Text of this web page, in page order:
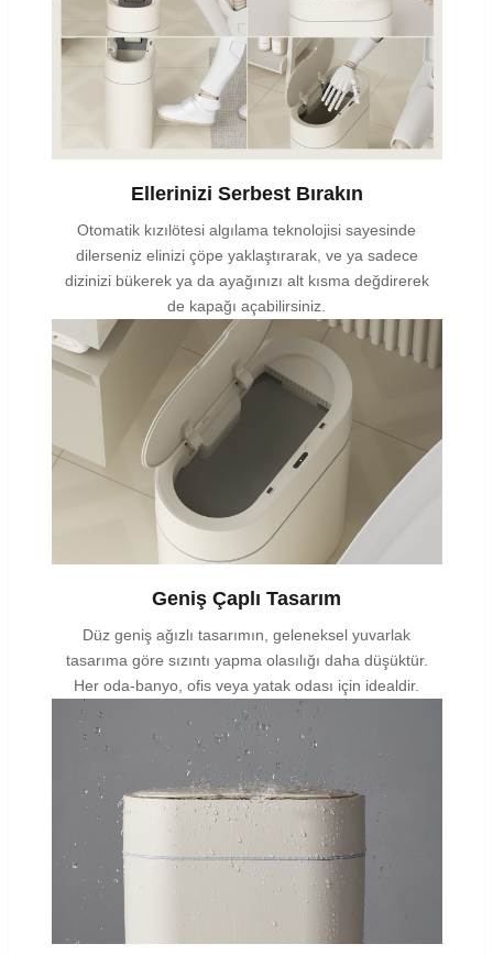
Ellerinizi Serbest Bırakın
Otomatik kızılötesi algılama teknolojisi sayesinde
dilerseniz elinizi çöpe yaklaştırarak, ve ya sadece
dizinizi bükerek ya da ayağınızı alt kısma değdirerek
de kapağı açabilirsiniz.
Geniş Çaplı Tasarım
Düz geniş ağızlı tasarımın, geleneksel yuvarlak
tasarıma göre sızıntı yapma olasılığı daha düşüktür.
Her oda-banyo, ofis veya yatak odası için idealdir.